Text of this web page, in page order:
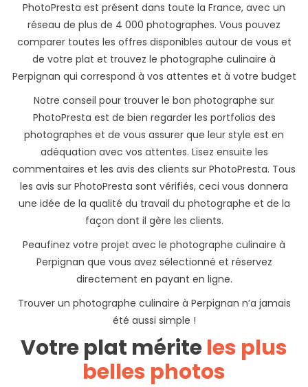
PhotoPresta est présent dans toute la France, avec un
réseau de plus de 4 000 photographes. Vous pouvez
comparer toutes les offres disponibles autour de vous et
de votre plat et trouvez le photographe culinaire à
Perpignan qui correspond à vos attentes et à votre budget
Notre conseil pour trouver le bon photographe sur
PhotoPresta est de bien regarder les portfolios des
photographes et de vous assurer que leur style est en
adéquation avec vos attentes. Lisez ensuite les
commentaires et les avis des clients sur PhotoPresta. Tous
les avis sur PhotoPresta sont vérifiés, ceci vous donnera
une idée de la qualité du travail du photographe et de la
façon dont il gère les clients.
Peaufinez votre projet avec le photographe culinaire à
Perpignan que vous avez sélectionné et réservez
directement en payant en ligne.
Trouver un photographe culinaire à Perpignan n’a jamais
été aussi simple !
Votre plat mériteles plus
belles photos